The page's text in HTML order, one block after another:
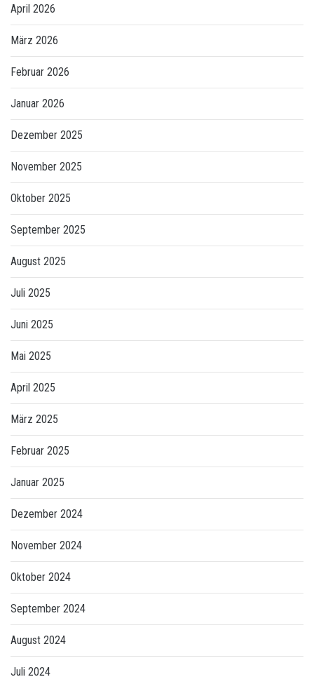
April 2026
März 2026
Februar 2026
Januar 2026
Dezember 2025
November 2025
Oktober 2025
September 2025
August 2025
Juli 2025
Juni 2025
Mai 2025
April 2025
März 2025
Februar 2025
Januar 2025
Dezember 2024
November 2024
Oktober 2024
September 2024
August 2024
Juli 2024